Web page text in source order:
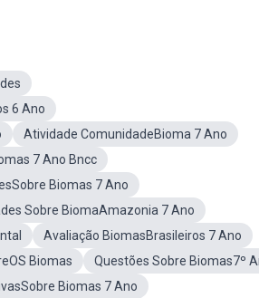
6 Ano
Atividade ComunidadeBioma 7 Ano
7 Ano Bncc
Biomas 7 Ano
Sobre BiomaAmazonia 7 Ano
Avaliação BiomasBrasileiros 7 Ano
Biomas
Questões Sobre Biomas7º
Biomas 7 Ano